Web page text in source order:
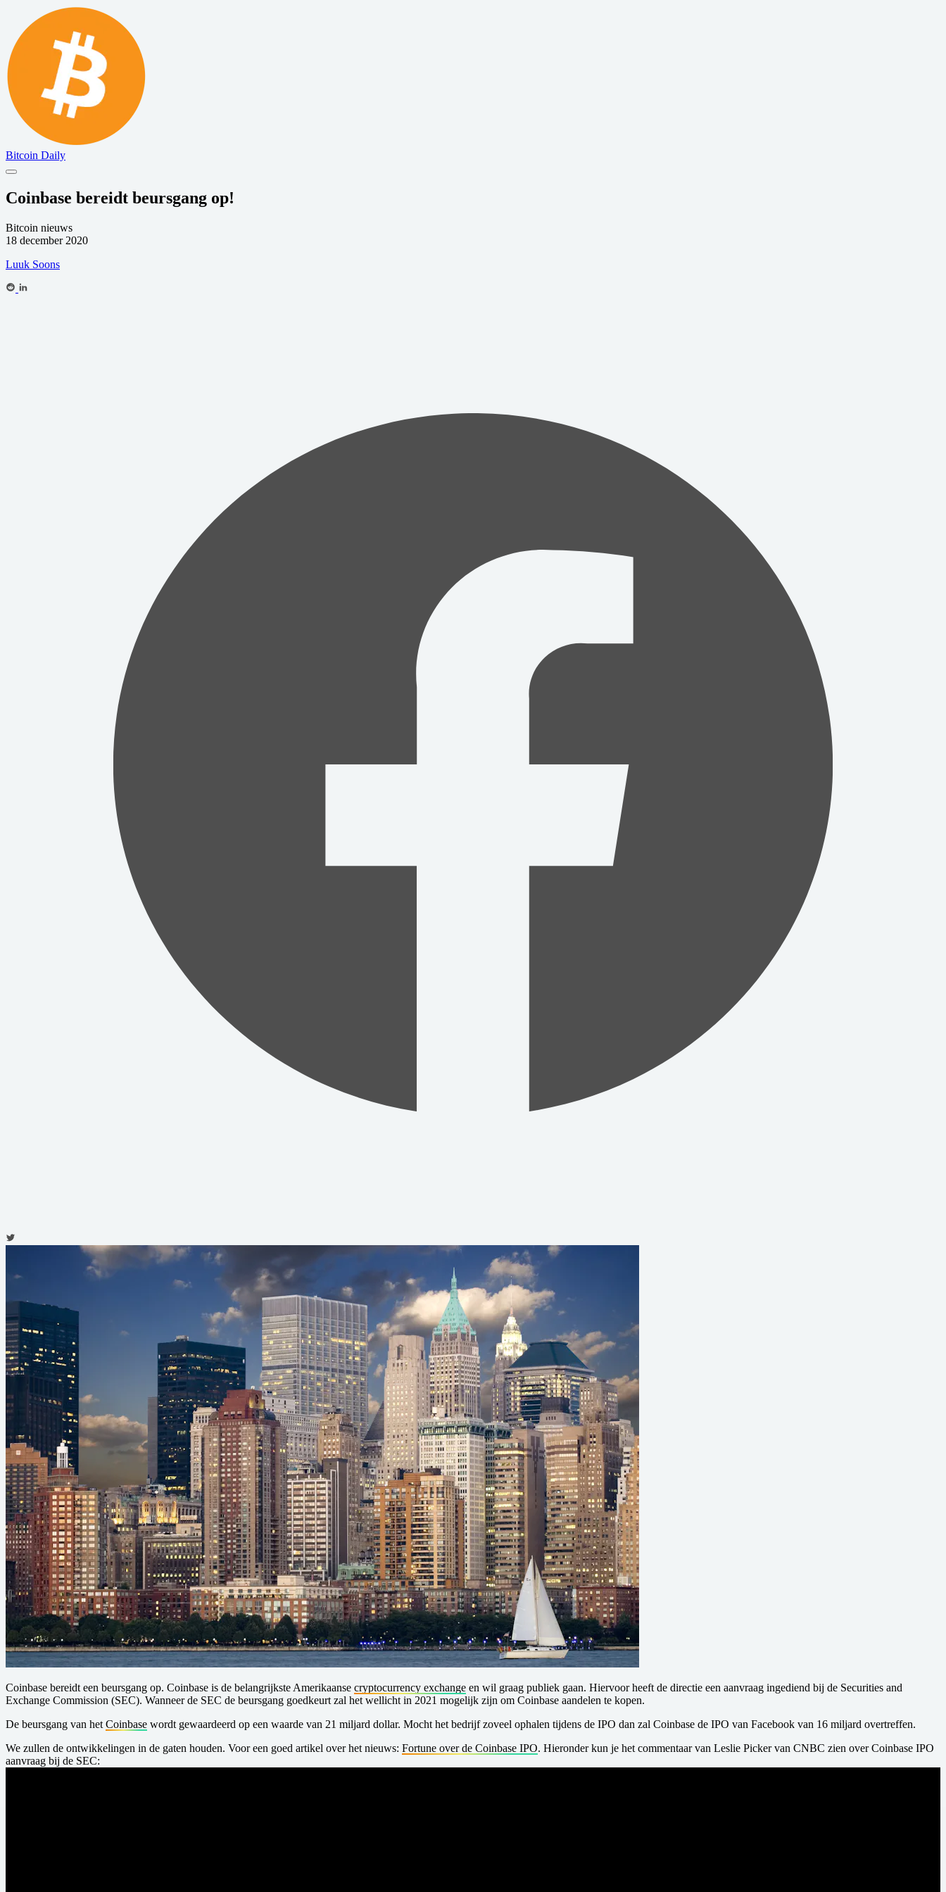
Bitcoin Daily
Coinbase bereidt beursgang op!
Bitcoin nieuws
18 december 2020
Luuk Soons
Coinbase bereidt een beursgang op. Coinbase is de belangrijkste Amerikaanse cryptocurrency exchange en wil graag publiek gaan. Hiervoor heeft de directie een aanvraag ingediend bij de Securities and
Exchange Commission (SEC). Wanneer de SEC de beursgang goedkeurt zal het wellicht in 2021 mogelijk zijn om Coinbase aandelen te kopen.
De beursgang van het Coinbase wordt gewaardeerd op een waarde van 21 miljard dollar. Mocht het bedrijf zoveel ophalen tijdens de IPO dan zal Coinbase de IPO van Facebook van 16 miljard overtreffen.
We zullen de ontwikkelingen in de gaten houden. Voor een goed artikel over het nieuws: Fortune over de Coinbase IPO. Hieronder kun je het commentaar van Leslie Picker van CNBC zien over Coinbase IPO
aanvraag bij de SEC: